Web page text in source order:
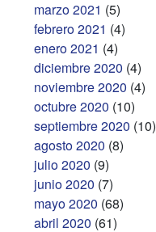
marzo 2021 (5)
febrero 2021 (4)
enero 2021 (4)
diciembre 2020 (4)
noviembre 2020 (4)
octubre 2020 (10)
septiembre 2020 (10)
agosto 2020 (8)
julio 2020 (9)
junio 2020 (7)
mayo 2020 (68)
abril 2020 (61)